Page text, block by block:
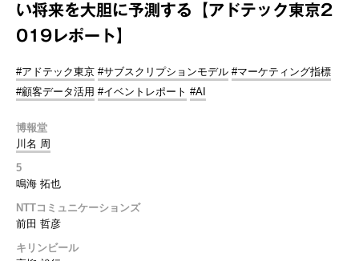
い将来を大胆に予測する【アドテック東京2
019レポート】
#アドテック東京 #サブスクリプションモデル #マーケティング指標
#顧客データ活用 #イベントレポート #AI
博報堂
川名 周
5
鳴海 拓也
NTTコミュニケーションズ
前田 哲彦
キリンビール